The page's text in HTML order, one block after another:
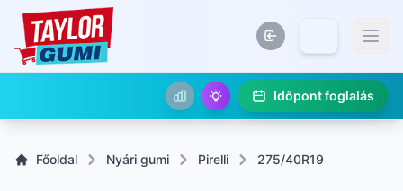
Időpont foglalás
Főoldal Nyári gumi Pirelli 275/40R19